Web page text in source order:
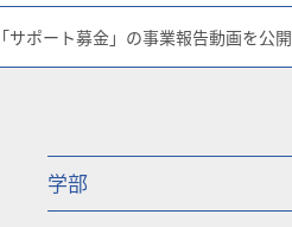
「サポート募金」の事業報告動画を公開
学部